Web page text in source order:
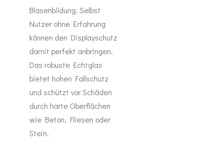
Blasenbildung. Selbst
Nutzer ohne Erfahrung
können den Displayschutz
damit perfekt anbringen.
Das robuste Echtglas
bietet hohen Fallschutz
und schützt vor Schäden
durch harte Oberflächen
wie Beton, Fliesen oder
Stein.